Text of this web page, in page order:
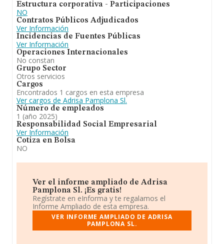
Estructura corporativa - Participaciones
NO
Contratos Públicos Adjudicados
Ver Información
Incidencias de Fuentes Públicas
Ver Información
Operaciones Internacionales
No constan
Grupo Sector
Otros servicios
Cargos
Encontrados 1 cargos en esta empresa
Ver cargos de Adrisa Pamplona Sl.
Número de empleados
1 (año 2025)
Responsabilidad Social Empresarial
Ver Información
Cotiza en Bolsa
NO
Ver el informe ampliado de Adrisa
Pamplona Sl. ¡Es gratis!
Regístrate en eInforma y te regalamos el
Informe Ampliado de esta empresa.
VER INFORME AMPLIADO DE ADRISA
PAMPLONA SL.